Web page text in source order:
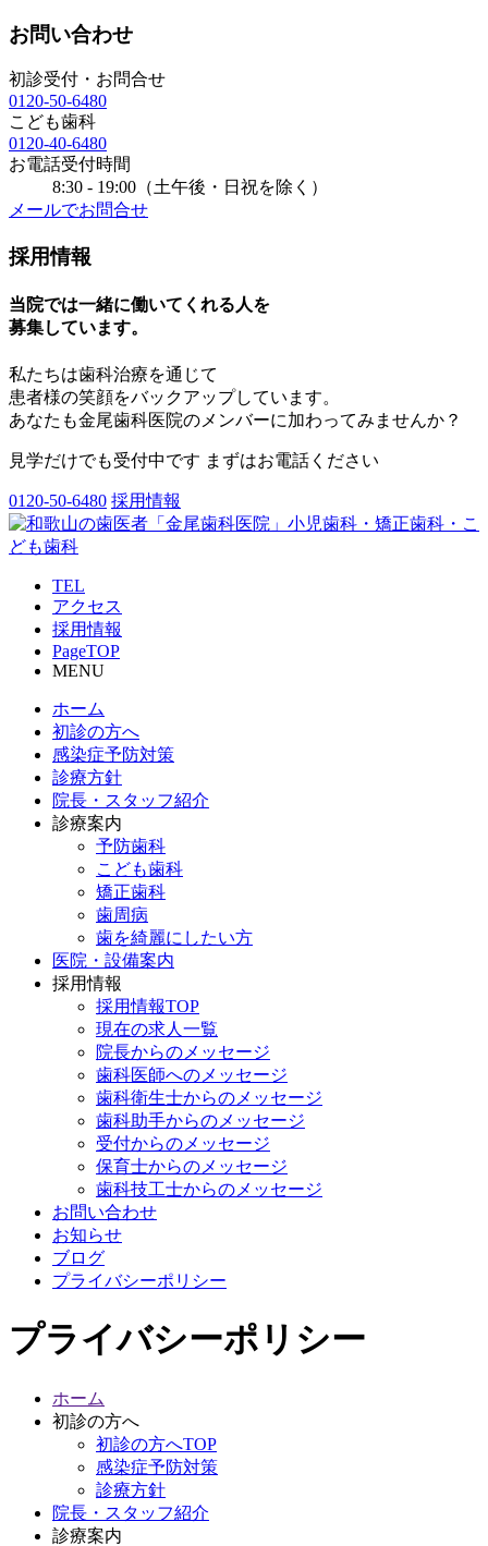
お問い合わせ
初診受付・お問合せ
0120-50-6480
こども歯科
0120-40-6480
お電話受付時間
8:30 - 19:00（土午後・日祝を除く）
メールでお問合せ
採用情報
当院では一緒に働いてくれる人を
募集しています。
私たちは歯科治療を通じて
患者様の笑顔をバックアップしています。
あなたも金尾歯科医院のメンバーに加わってみませんか？
見学だけでも受付中です まずはお電話ください
0120-50-6480 採用情報
TEL
アクセス
採用情報
PageTOP
MENU
ホーム
初診の方へ
感染症予防対策
診療方針
院長・スタッフ紹介
診療案内
予防歯科
こども歯科
矯正歯科
歯周病
歯を綺麗にしたい方
医院・設備案内
採用情報
採用情報TOP
現在の求人一覧
院長からのメッセージ
歯科医師へのメッセージ
歯科衛生士からのメッセージ
歯科助手からのメッセージ
受付からのメッセージ
保育士からのメッセージ
歯科技工士からのメッセージ
お問い合わせ
お知らせ
ブログ
プライバシーポリシー
プライバシーポリシー
ホーム
初診の方へ
初診の方へTOP
感染症予防対策
診療方針
院長・スタッフ紹介
診療案内